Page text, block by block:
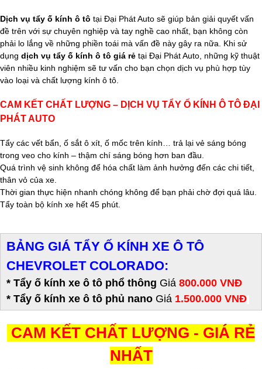
Dịch vụ tẩy ố kính ô tô tại Đại Phát Auto sẽ giúp bản giải quyết vấn
đề trên với sự chuyên nghiệp và tay nghề cao nhất, bạn không còn
phải lo lắng về những phiền toái mà vấn đề này gây ra nữa. Khi sử
dụng dịch vụ tẩy ố kính ô tô giá rẻ tại Đại Phát Auto, những kỹ thuật
viên nhiều kinh nghiệm sẽ tư vấn cho bạn chọn dịch vụ phù hợp tùy
vào loại và chất lượng kính ô tô.
CAM KẾT CHẤT LƯỢNG – DỊCH VỤ TẨY Ố KÍNH Ô TÔ ĐẠI
PHÁT AUTO
Tẩy các vết bẩn, ố sắt ô xít, ố mốc trên kính… trả lại vẻ sáng bóng
trong veo cho kính – thậm chí sáng bóng hơn ban đầu.
Quá trình vệ sinh không để hóa chất làm ảnh hưởng đến các chi tiết,
thân vỏ của xe.
Thời gian thực hiện nhanh chóng không để bạn phải chờ đợi quá lâu.
Tẩy toàn bộ kính xe hết 45 phút.
BẢNG GIÁ TẨY Ố KÍNH XE Ô TÔ
CHEVROLET COLORADO:
* Tẩy ố kính xe ô tô phổ thông Giá 800.000 VNĐ
* Tẩy ố kính xe ô tô phủ nano Giá 1.500.000 VNĐ
CAM KẾT CHẤT LƯỢNG - GIÁ RẺ
NHẤT